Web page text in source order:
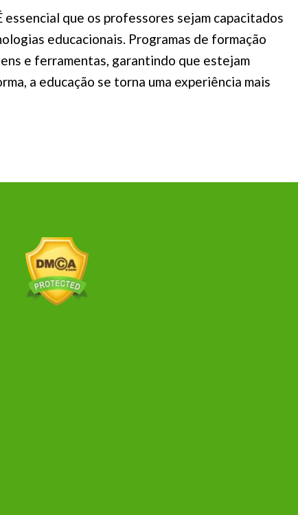
que os professores sejam capacitados
educacionais. Programas de formação
e ferramentas, garantindo que estejam
a educação se torna uma experiência mais